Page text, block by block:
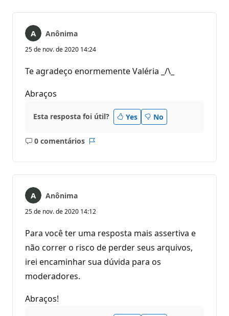
Anônima
25 de nov. de 2020 14:24
Te agradeço enormemente Valéria _/\_
Abraços
Esta resposta foi útil? Yes No
0 comentários
Sem
Anônima
25 de nov. de 2020 14:12
Para você ter uma resposta mais assertiva e
não correr o risco de perder seus arquivos,
irei encaminhar sua dúvida para os
moderadores.
Abraços!